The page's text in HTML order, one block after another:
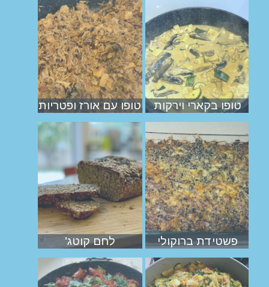
טופו בקארי וירקות טופו עם אורז ופטריות
פשטידת ברוקולי לחם קוטג'